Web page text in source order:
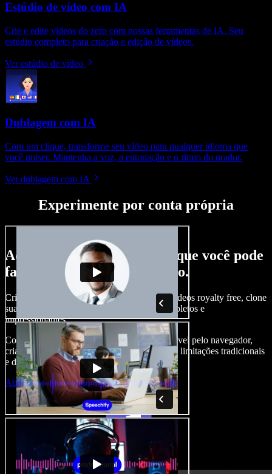
Estúdio de vídeo com IA
Crie e edite vídeos do zero com nossas ferramentas de IA. Seu
estúdio completo para criação e edição de vídeos.
Ver estúdio de vídeo
Dublagem com IA
Com um clique, transforme seu vídeo para qualquer idioma que
você quiser. Mantenha a voz, a entonação e o ritmo do orador.
Ver dublagem com IA
Experimente por conta própria
Aqui vai só um gostinho do que você pode
fazer com o Speechify Studio.
Crie narrações, adicione imagens, áudios e vídeos royalty free, clone
sua voz e produza projetos audiovisuais completos e
impressionantes.
Com curva de aprendizado zero e tudo acessível pelo navegador,
criadores de conteúdo conseguem ir além das limitações tradicionais
e dar vida a todas as suas ideias.
Abrir o Studio